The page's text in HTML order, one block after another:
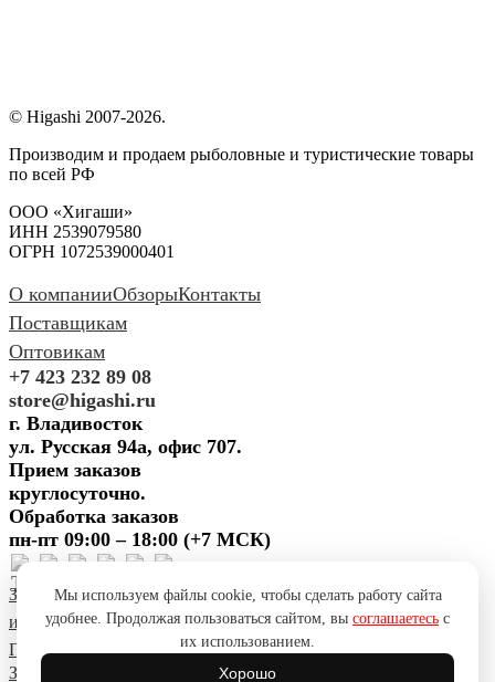
© Higashi 2007-2026.
Производим и продаем рыболовные и туристические товары
по всей РФ
ООО «Хигаши»
ИНН 2539079580
ОГРН 1072539000401
О компанииОбзорыКонтакты
Поставщикам
Оптовикам
+7 423 232 89 08
store@higashi.ru
г. Владивосток
ул. Русская 94а, офис 707.
Прием заказов
круглосуточно.
Обработка заказов
пн-пт 09:00 – 18:00 (+7 МСК)
Задать вопросПредложить
идеюПоблагодаритьПожаловаться Сообщить об ошибке
Политика конфиденциальностиСогласие на обработку ПД
Задать вопрос
Мы используем файлы cookie, чтобы сделать работу сайта
удобнее. Продолжая пользоваться сайтом, вы соглашаетесь с
их использованием.
Хорошо